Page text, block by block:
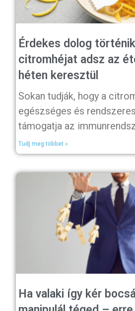
Érdekes dolog
citromhéjat adsz az
héten keresztül
Sokan tudják, hogy a
egészséges és
támogatja az
Tudj meg többet »
Ha valaki így kér